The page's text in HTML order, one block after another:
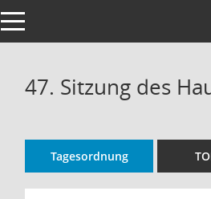
Toggle navigation
47. Sitzung des
Tagesordnung